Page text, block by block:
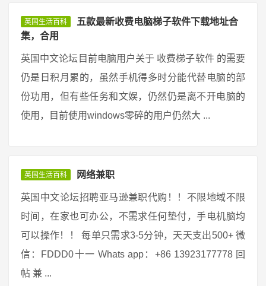
英国生活百科
五款最新收费电脑梯子软件下载地址合
集，合用
英国中文论坛目前电脑用户关于 收费梯子软件 的需要
仍是日积月累的，虽然手机得多时分能代替电脑的部
份功用，但有些任务和文娱，仍然仍是离不开电脑的
使用，目前使用windows零碎的用户仍然大 ...
英国生活百科 网络兼职
英国中文论坛招聘亚马逊兼职代购！！不限地域不限
时间，在家也可办公，不需求任何垫付，手电机脑均
可以操作！！ 每单只需求3-5分钟，天天支出500+ 微
信：FDDD0十一 Whats app：+86 13923177778 回
帖 兼 ...